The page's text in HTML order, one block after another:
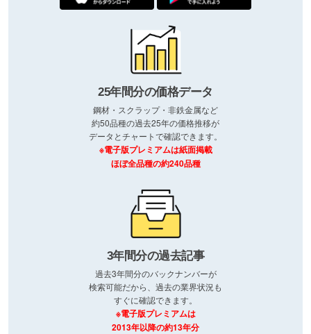
25年間分の価格データ
鋼材・スクラップ・非鉄金属など
約50品種の過去25年の価格推移が
データとチャートで確認できます。
※電子版プレミアムは紙面掲載
ほぼ全品種の約240品種
3年間分の過去記事
過去3年間分のバックナンバーが
検索可能だから、過去の業界状況も
すぐに確認できます。
※電子版プレミアムは
2013年以降の約13年分